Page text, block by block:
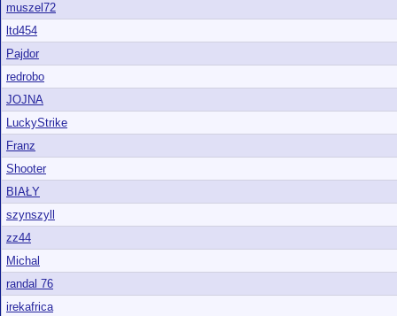
muszel72
ltd454
Pajdor
redrobo
JOJNA
LuckyStrike
Franz
Shooter
BIAŁY
szynszyll
zz44
Michal
randal 76
irekafrica